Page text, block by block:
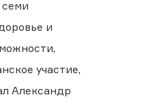
и
участие,
Александр